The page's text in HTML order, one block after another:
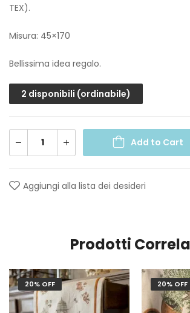
TEX).
Misura: 45×170
Bellissima idea regalo.
2 disponibili (ordinabile)
Add to Cart
Aggiungi alla lista dei desideri
Prodotti
20% OFF 20% OFF